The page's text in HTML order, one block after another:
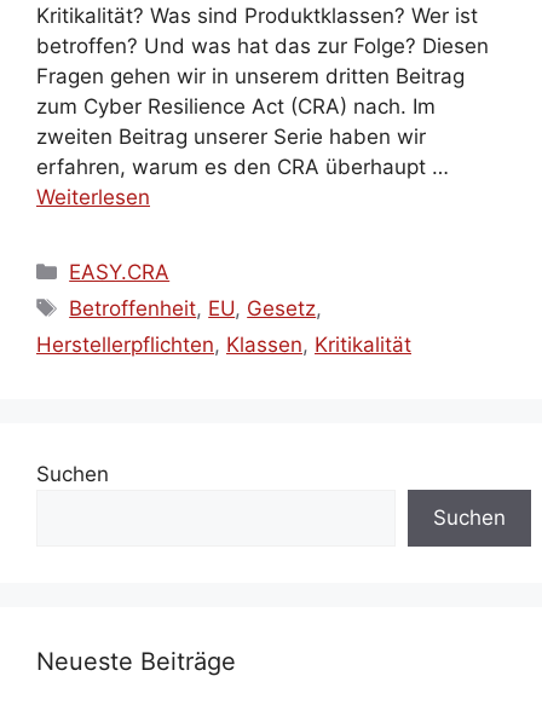
Kritikalität? Was sind Produktklassen? Wer ist
betroffen? Und was hat das zur Folge? Diesen
Fragen gehen wir in unserem dritten Beitrag
zum Cyber Resilience Act (CRA) nach. Im
zweiten Beitrag unserer Serie haben wir
erfahren, warum es den CRA überhaupt …
Weiterlesen
Kategorien
EASY.CRA
Schlagwörter
Betroffenheit, EU, Gesetz,
Herstellerpflichten, Klassen, Kritikalität
Suchen
Suchen
Neueste Beiträge